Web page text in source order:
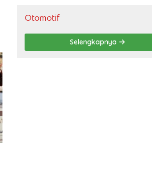
Otomotif
Selengkapnya